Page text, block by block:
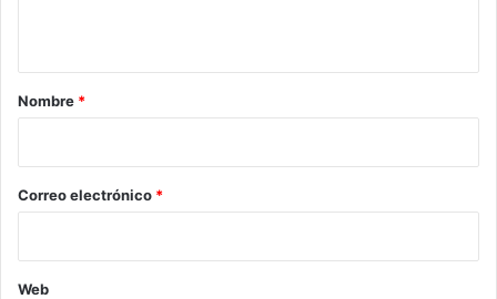
r
*
Nombre *
Correo electrónico *
Web